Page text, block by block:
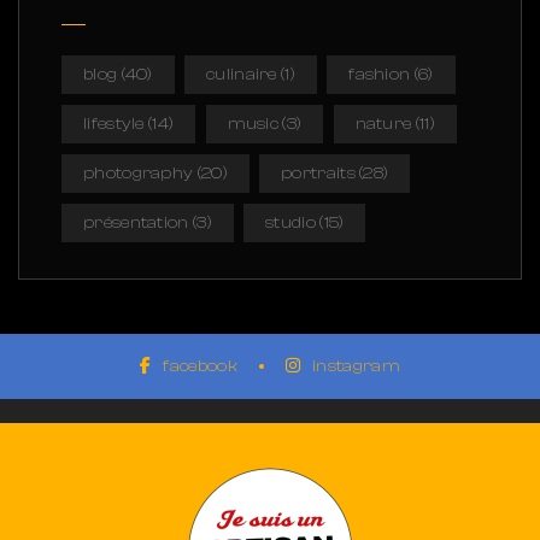
blog (40) culinaire (1) fashion (6)
lifestyle (14) music(3) nature (11)
photography (20) portraits(28)
présentation (3) studio(15)
facebook instagram